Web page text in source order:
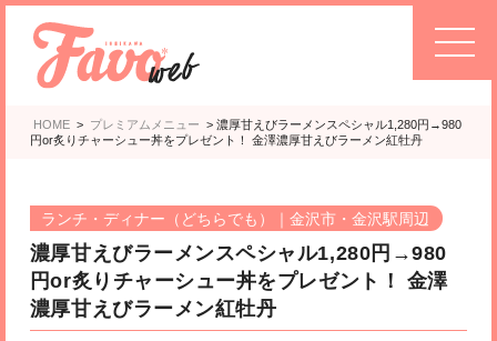
HOME > プレミアムメニュー > 濃厚甘えびラーメンスペシャル1,280円→980
円or炙りチャーシュー丼をプレゼント！ 金澤濃厚甘えびラーメン紅牡丹
ランチ・ディナー（どちらでも）｜金沢市・金沢駅周辺
濃厚甘えびラーメンスペシャル1,280円→980
円or炙りチャーシュー丼をプレゼント！ 金澤
濃厚甘えびラーメン紅牡丹